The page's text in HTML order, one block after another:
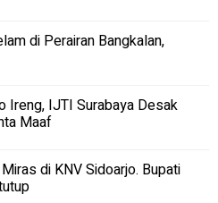
di Perairan Bangkalan,
Ireng, IJTI Surabaya Desak
Maaf
di KNV Sidoarjo. Bupati